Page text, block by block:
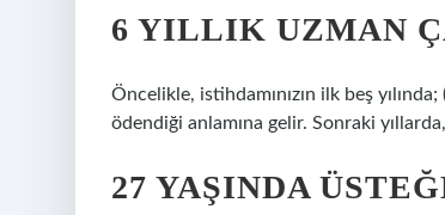
6 YILLIK UZMAN
Öncelikle, istihdamınızın ilk beş
ödendiği anlamına gelir. Sonraki
27 YAŞINDA